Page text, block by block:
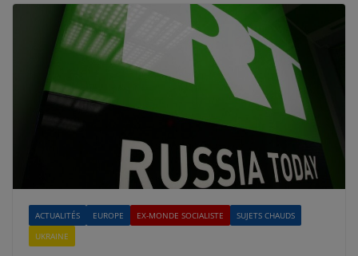
ACTUALITÉS EUROPE EX-MONDE SOCIALISTE
SUJETS CHAUDS
UKRAINE